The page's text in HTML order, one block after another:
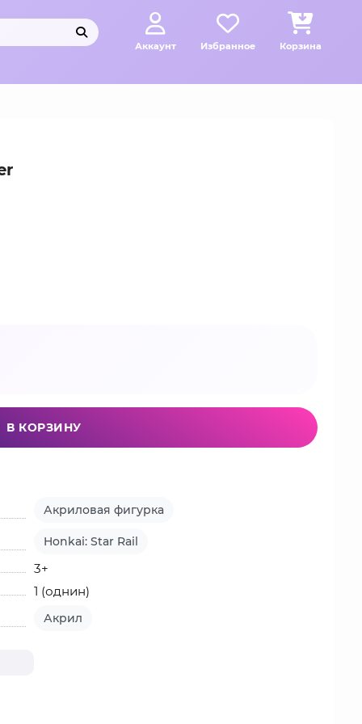
Аккаунт Избранное Корзина
В КОРЗИНУ
Акриловая фигурка
Honkai: Star Rail
3+
1 (однин)
Акрил